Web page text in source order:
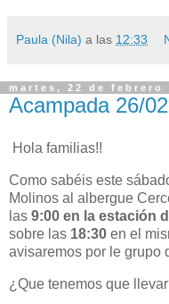
Paula (Nila) a las 12:33
martes, 22 de febrero
Acampada 26/02
Hola familias!!
Como sabéis este
Molinos al albergue
las 9:00 en la estación
sobre las 18:30 en el
avisaremos por le grupo
¿Que tenemos que